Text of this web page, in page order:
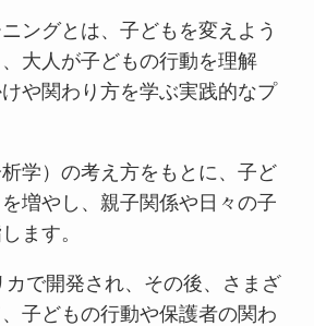
ングとは、子どもを変えよう
大人が子どもの行動を理解
や関わり方を学ぶ実践的なプ
学）の考え方をもとに、子ど
増やし、親子関係や日々の子
ます。
で開発され、その後、さまざ
子どもの行動や保護者の関わ